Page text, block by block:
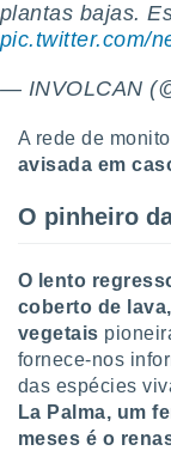
plantas bajas.
pic.twitter.com/
— INVOLCAN
A rede de
avisada em
O pinheiro
O lento
coberto de
vegetais
fornece-nos
das espécies
La Palma, um
meses é o